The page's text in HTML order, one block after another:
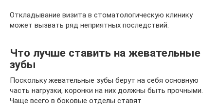
Откладывание визита в стоматологическую клинику
может вызвать ряд неприятных последствий.
Что лучше ставить на жевательные
зубы
Поскольку жевательные зубы берут на себя основную
часть нагрузки, коронки на них должны быть прочными.
Чаще всего в боковые отделы ставят